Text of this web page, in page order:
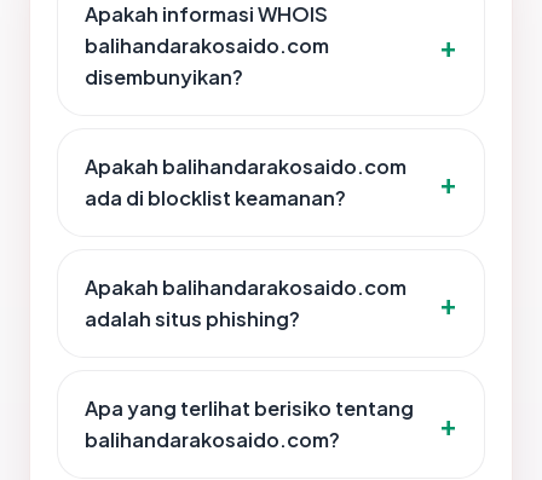
Apakah informasi WHOIS
balihandarakosaido.com
disembunyikan?
Apakah balihandarakosaido.com
ada di blocklist keamanan?
Apakah balihandarakosaido.com
adalah situs phishing?
Apa yang terlihat berisiko tentang
balihandarakosaido.com?